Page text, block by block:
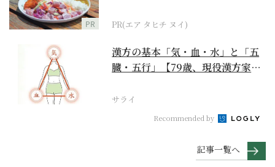
PR PR(エア タヒチ ヌイ)
漢方の基本「気・血・水」と「五
臓・五行」【79歳、現役漢方家の
サライ
Recommended by
記事一覧へ